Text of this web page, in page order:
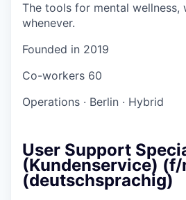
The tools for mental wellness,
whenever.
Founded in 2019
Co-workers 60
Operations · Berlin · Hybrid
User Support
(Kundenservice)
(deutschsprachig)